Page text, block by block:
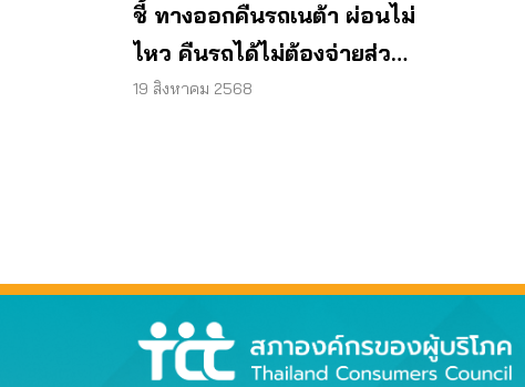
ชี้ ทางออกคืนรถเนต้า ผ่อนไม่
ไหว คืนรถได้ไม่ต้องจ่ายส่วน
ต่าง
19 สิงหาคม 2568